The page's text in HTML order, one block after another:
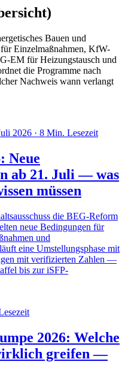
Bauen und
Einzelmaßnahmen, KfW-
EM für Heizungstausch und
die Programme nach
Nachweis wann verlangt
2026 · 8 Min. Lesezeit
Neue
ab 21. Juli — was
müssen
die BEG-Reform
neue Bedingungen für
und
eine Umstellungsphase mit
mit verifizierten Zahlen —
bis zur iSFP-
2026: Welche
greifen —